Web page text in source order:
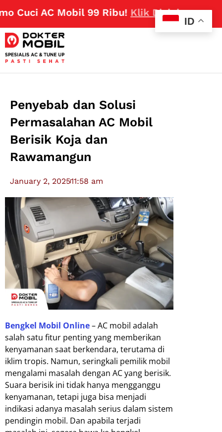
AC Mobil 99 Ribu!Klik Disini
Penyebab dan Solusi
Permasalahan AC Mobil
Berisik Koja dan
Rawamangun
January 2, 202511:58 am
Bengkel Mobil Online– AC mobil adalah
salah satu fitur penting yang memberikan
kenyamanan saat berkendara, terutama di
iklim tropis. Namun, seringkali pemilik mobil
mengalami masalah dengan AC yang berisik.
Suara berisik ini tidak hanya mengganggu
kenyamanan, tetapi juga bisa menjadi
indikasi adanya masalah serius dalam sistem
pendingin mobil. Dan apabila terjadi
ID